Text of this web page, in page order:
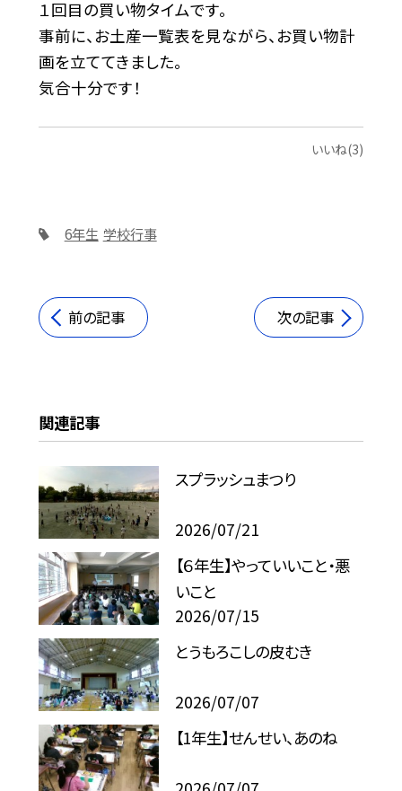
１回目の買い物タイムです。
事前に、お土産一覧表を見ながら、お買い物計
画を立ててきました。
気合十分です！
いいね(3)
6年生 学校行事
前の記事 次の記事
関連記事
スプラッシュまつり
2026/07/21
【６年生】やっていいこと・悪
いこと
2026/07/15
とうもろこしの皮むき
2026/07/07
【1年生】せんせい、あのね